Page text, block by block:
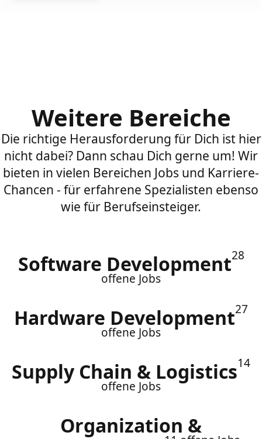
Weitere Bereiche
Die richtige Herausforderung für Dich ist hier
nicht dabei? Dann schau Dich gerne um! Wir
bieten in vielen Bereichen Jobs und Karriere-
Chancen - für erfahrene Spezialisten ebenso
wie für Berufseinsteiger.
Software Development28
offene Jobs
Hardware Development27
offene Jobs
Supply Chain & Logistics14
offene Jobs
Organization &